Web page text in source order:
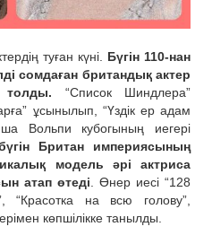
туған күні. Бүгін 110-нан
сомдаған британдық актер
“Список Шиндлера”
ұсынылып, “Үздік ер адам
Вольпи кубогының иегері
Британ империясының
модель әрі актриса
атап өтеді . Өнер иесі “128
“Красотка на всю голову”,
көпшілікке танылды.